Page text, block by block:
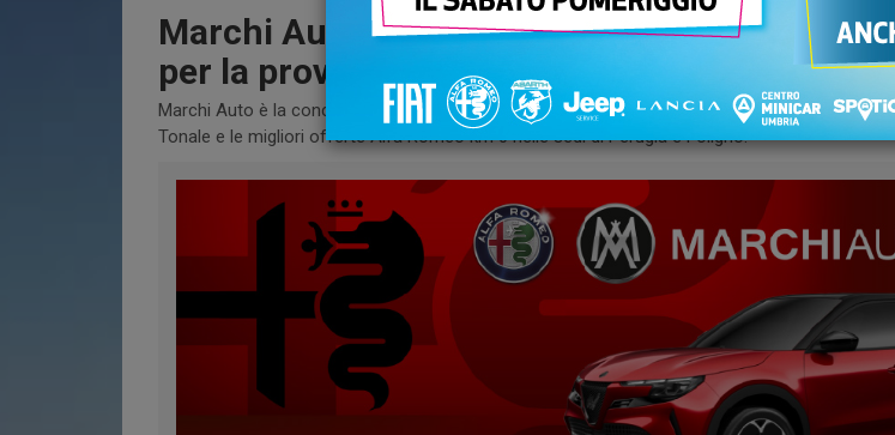
Marchi Auto: concessionaria Alfa Romeo
per la provincia di Perugia
Marchi Auto è la concessionaria Alfa Romeo ufficiale per la provincia di Perugia. Scopri Giulia,
Tonale e le migliori offerte Alfa Romeo km 0 nelle sedi di Perugia e Foligno.